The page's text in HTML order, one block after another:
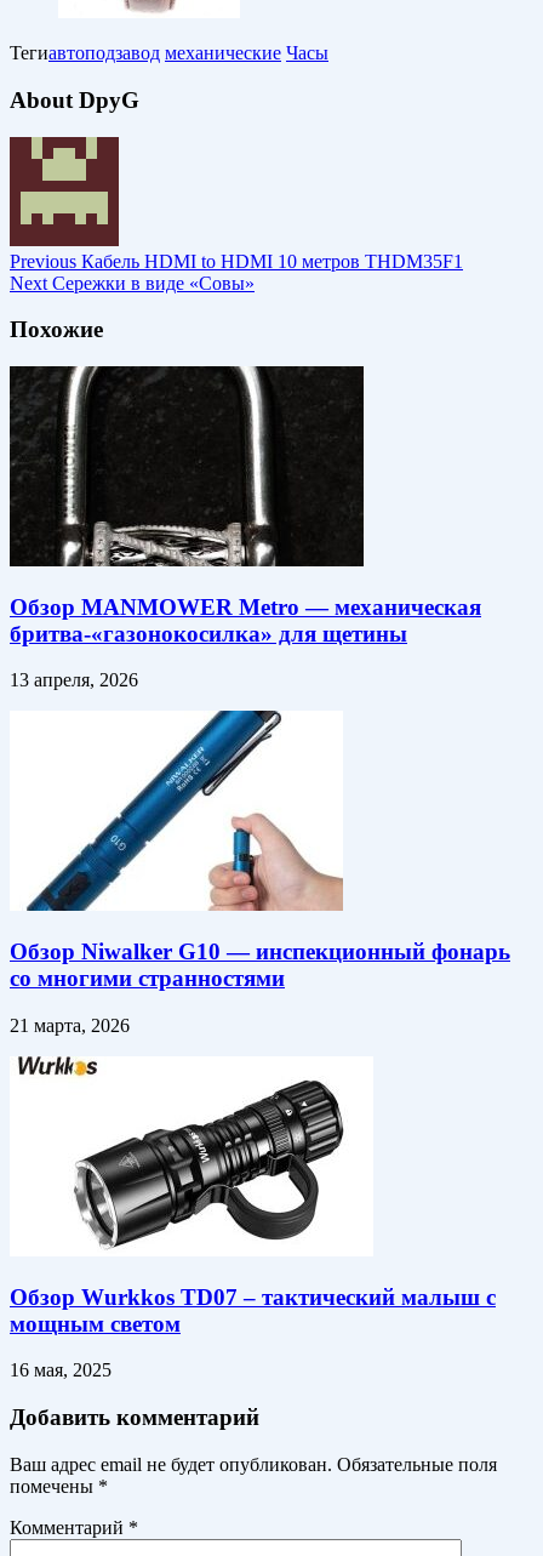
Тегиавтоподзавод механические Часы
About DpyG
Previous Кабель HDMI to HDMI 10 метров THDM35F1
Next Сережки в виде «Совы»
Похожие
Обзор MANMOWER Metro — механическая
бритва-«газонокосилка» для щетины
13 апреля, 2026
Обзор Niwalker G10 — инспекционный фонарь
со многими странностями
21 марта, 2026
Обзор Wurkkos TD07 – тактический малыш с
мощным светом
16 мая, 2025
Добавить комментарий
Ваш адрес email не будет опубликован. Обязательные поля
помечены *
Комментарий *